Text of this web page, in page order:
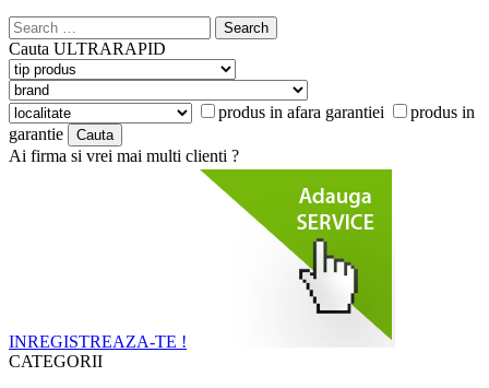
Search
for:
Cauta ULTRARAPID
produs in afara garantiei
produs in
garantie
Ai firma si vrei mai multi clienti ?
INREGISTREAZA-TE !
CATEGORII